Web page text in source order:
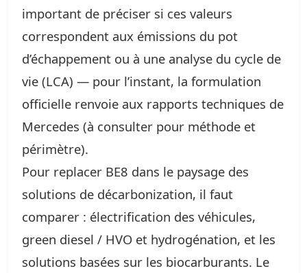
important de préciser si ces valeurs
correspondent aux émissions du pot
d’échappement ou à une analyse du cycle de
vie (LCA) — pour l’instant, la formulation
officielle renvoie aux rapports techniques de
Mercedes (à consulter pour méthode et
périmètre).
Pour replacer BE8 dans le paysage des
solutions de décarbonization, il faut
comparer : électrification des véhicules,
green diesel / HVO et hydrogénation, et les
solutions basées sur les biocarburants. Le